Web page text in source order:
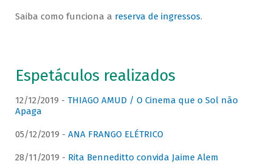
Saiba como funciona a reserva de ingressos.
Espetáculos realizados
12/12/2019 - THIAGO AMUD / O Cinema que o Sol não
Apaga
05/12/2019 - ANA FRANGO ELÉTRICO
28/11/2019 - Rita Benneditto convida Jaime Alem